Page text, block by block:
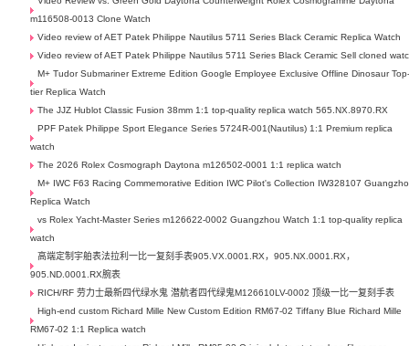
m116508-0013 Clone Watch
Video review of AET Patek Philippe Nautilus 5711 Series Black Ceramic Replica Watch
Video review of AET Patek Philippe Nautilus 5711 Series Black Ceramic Sell cloned
M+ Tudor Submariner Extreme Edition Google Employee Exclusive Offline Dinosaur
tier Replica Watch
The JJZ Hublot Classic Fusion 38mm 1:1 top-quality replica watch 565.NX.8970.RX
PPF Patek Philippe Sport Elegance Series 5724R-001(Nautilus) 1:1 Premium replica
watch
The 2026 Rolex Cosmograph Daytona m126502-0001 1:1 replica watch
M+ IWC F63 Racing Commemorative Edition IWC Pilot's Collection IW328107
Replica Watch
vs Rolex Yacht-Master Series m126622-0002 Guangzhou Watch 1:1 top-quality replica
watch
高端定制宇舶表法拉利一比一复刻手表905.VX.0001.RX，905.NX.0001.RX，
905.ND.0001.RX腕表
RICH/RF 劳力士最新四代绿水鬼 潜航者四代绿鬼M126610LV-0002 顶级一比一复刻手表
High-end custom Richard Mille New Custom Edition RM67-02 Tiffany Blue Richard Mille
RM67-02 1:1 Replica watch